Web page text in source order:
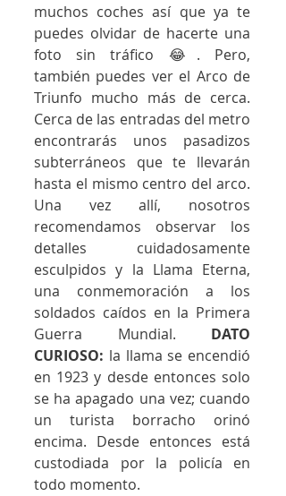
muchos coches así que ya te
puedes olvidar de hacerte una
foto sin tráfico 😂. Pero,
también puedes ver el Arco de
Triunfo mucho más de cerca.
Cerca de las entradas del metro
encontrarás unos pasadizos
subterráneos que te llevarán
hasta el mismo centro del arco.
Una vez allí, nosotros
recomendamos observar los
detalles cuidadosamente
esculpidos y la Llama Eterna,
una conmemoración a los
soldados caídos en la Primera
Guerra Mundial. DATO
CURIOSO: la llama se encendió
en 1923 y desde entonces solo
se ha apagado una vez; cuando
un turista borracho orinó
encima. Desde entonces está
custodiada por la policía en
todo momento.